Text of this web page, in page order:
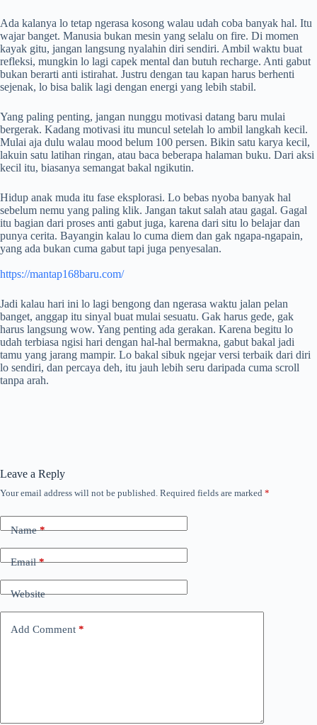
Ada kalanya lo tetap ngerasa kosong walau udah coba banyak hal. Itu
wajar banget. Manusia bukan mesin yang selalu on fire. Di momen
kayak gitu, jangan langsung nyalahin diri sendiri. Ambil waktu buat
refleksi, mungkin lo lagi capek mental dan butuh recharge. Anti gabut
bukan berarti anti istirahat. Justru dengan tau kapan harus berhenti
sejenak, lo bisa balik lagi dengan energi yang lebih stabil.
Yang paling penting, jangan nunggu motivasi datang baru mulai
bergerak. Kadang motivasi itu muncul setelah lo ambil langkah kecil.
Mulai aja dulu walau mood belum 100 persen. Bikin satu karya kecil,
lakuin satu latihan ringan, atau baca beberapa halaman buku. Dari aksi
kecil itu, biasanya semangat bakal ngikutin.
Hidup anak muda itu fase eksplorasi. Lo bebas nyoba banyak hal
sebelum nemu yang paling klik. Jangan takut salah atau gagal. Gagal
itu bagian dari proses anti gabut juga, karena dari situ lo belajar dan
punya cerita. Bayangin kalau lo cuma diem dan gak ngapa-ngapain,
yang ada bukan cuma gabut tapi juga penyesalan.
https://mantap168baru.com/
Jadi kalau hari ini lo lagi bengong dan ngerasa waktu jalan pelan
banget, anggap itu sinyal buat mulai sesuatu. Gak harus gede, gak
harus langsung wow. Yang penting ada gerakan. Karena begitu lo
udah terbiasa ngisi hari dengan hal-hal bermakna, gabut bakal jadi
tamu yang jarang mampir. Lo bakal sibuk ngejar versi terbaik dari diri
lo sendiri, dan percaya deh, itu jauh lebih seru daripada cuma scroll
tanpa arah.
Leave a Reply
Your email address will not be published. Required fields are marked *
Name*
Email*
Website
Add Comment *